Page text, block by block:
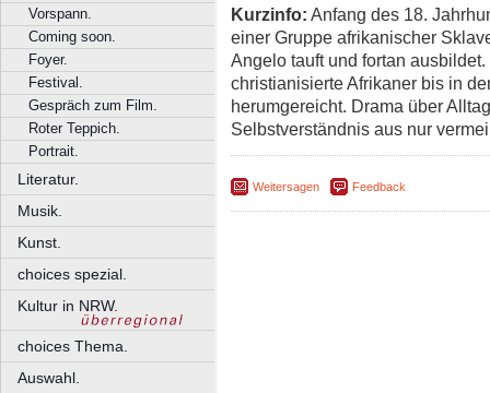
Vorspann.
Coming soon.
Foyer.
Festival.
Gespräch zum Film.
Roter Teppich.
Portrait.
Literatur.
Musik.
Kunst.
choices spezial.
Kultur in NRW.
choices Thema.
Auswahl.
Kurzinfo: Anfang des 18.
einer Gruppe afrikanischer
Angelo tauft und fortan
christianisierte Afrikaner bis in
herumgereicht. Drama über
Selbstverständnis aus nur
Weitersagen Feedback